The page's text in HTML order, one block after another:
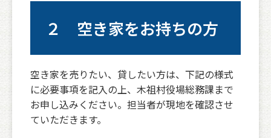
２ 空き家をお持ちの方
空き家を売りたい、貸したい方は、下記の様式
に必要事項を記入の上、木祖村役場総務課まで
お申し込みください。担当者が現地を確認させ
ていただきます。